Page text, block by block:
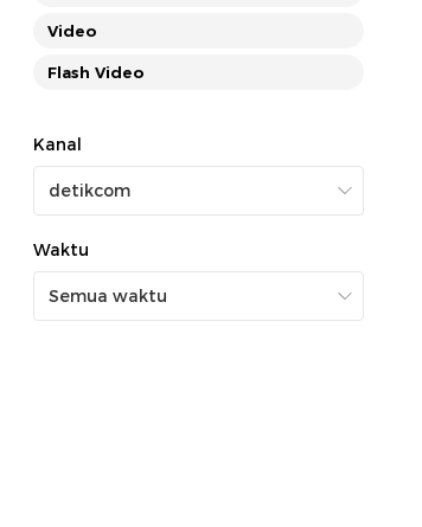
Video
Flash Video
Kanal
Waktu